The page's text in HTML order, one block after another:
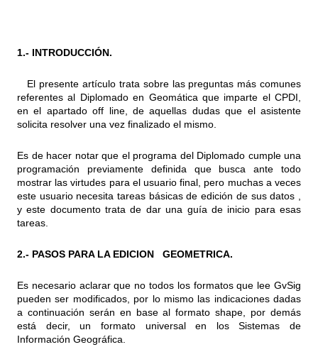
1.- INTRODUCCIÓN.
El presente artículo trata sobre las preguntas más comunes
referentes al Diplomado en Geomática que imparte el CPDI,
en el apartado off line, de aquellas dudas que el asistente
solicita resolver una vez finalizado el mismo.
Es de hacer notar que el programa del Diplomado cumple una
programación previamente definida que busca ante todo
mostrar las virtudes para el usuario final, pero muchas a veces
este usuario necesita tareas básicas de edición de sus datos ,
y este documento trata de dar una guía de inicio para esas
tareas.
2.- PASOS PARA LA EDICION GEOMETRICA.
Es necesario aclarar que no todos los formatos que lee GvSig
pueden ser modificados, por lo mismo las indicaciones dadas
a continuación serán en base al formato shape, por demás
está decir, un formato universal en los Sistemas de
Información Geográfica.